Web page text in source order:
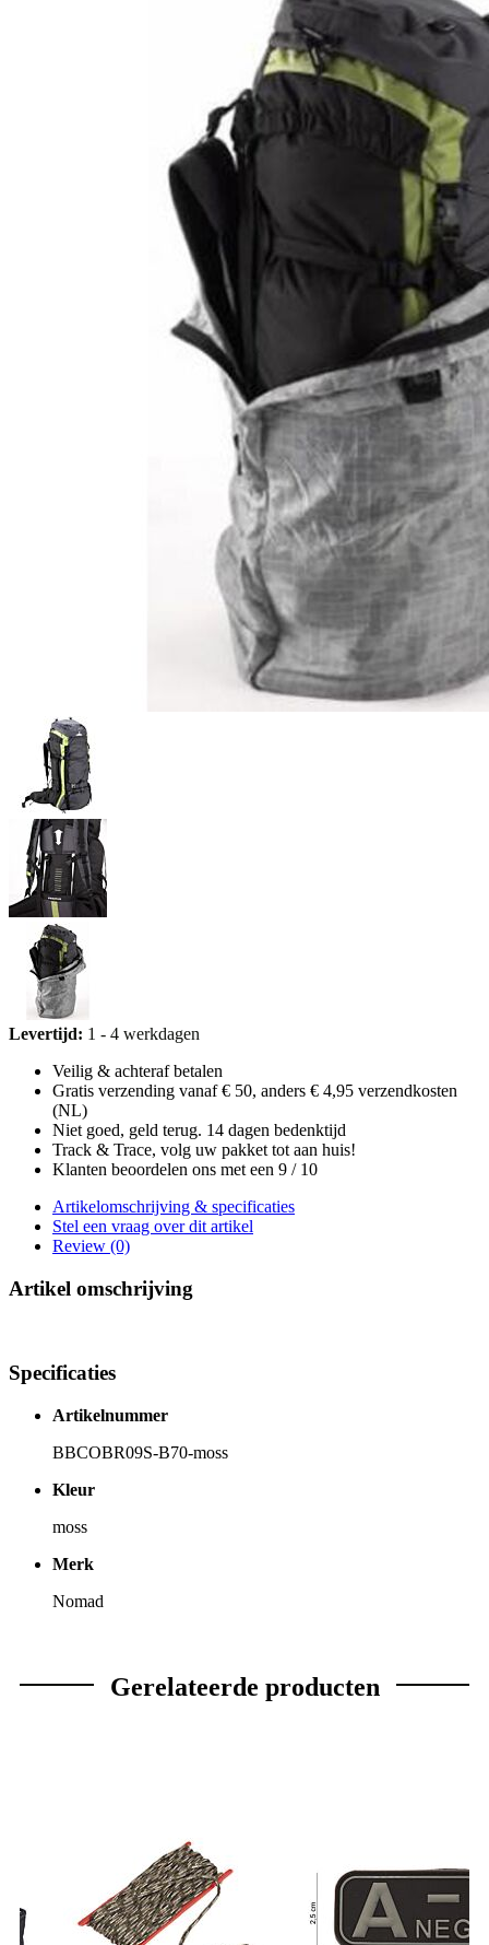
Levertijd: 1 - 4 werkdagen
Veilig & achteraf betalen
Gratis verzending vanaf € 50, anders € 4,95 verzendkosten
(NL)
Niet goed, geld terug. 14 dagen bedenktijd
Track & Trace, volg uw pakket tot aan huis!
Klanten beoordelen ons met een 9 / 10
Artikelomschrijving & specificaties
Stel een vraag over dit artikel
Review (0)
Artikel omschrijving
Specificaties
Artikelnummer
BBCOBR09S-B70-moss
Kleur
moss
Merk
Nomad
Gerelateerde producten